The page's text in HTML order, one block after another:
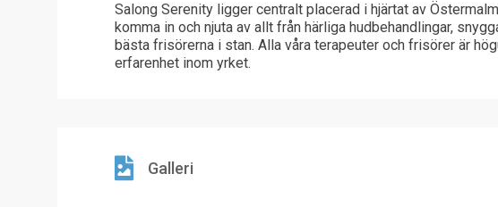
Salong Serenity ligger centralt placerad i hjärtat av
komma in och njuta av allt från härliga hudbehandlingar,
bästa frisörerna i stan. Alla våra terapeuter och frisörer är
erfarenhet inom yrket.
Galleri